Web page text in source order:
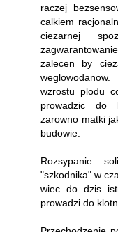
raczej
calkiem
ciezarnej
zalecen by
wzrostu plodu
prowadzic do
zarowno matki
budowie.
Rozsypanie
"szkodnika" w
wiec do dzis
prowadzi do